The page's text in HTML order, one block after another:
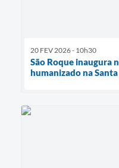
20 FEV 2026 - 10h30
São Roque inaugura
humanizado na Santa